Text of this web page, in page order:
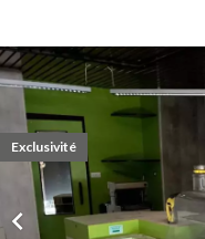
Exclusivité